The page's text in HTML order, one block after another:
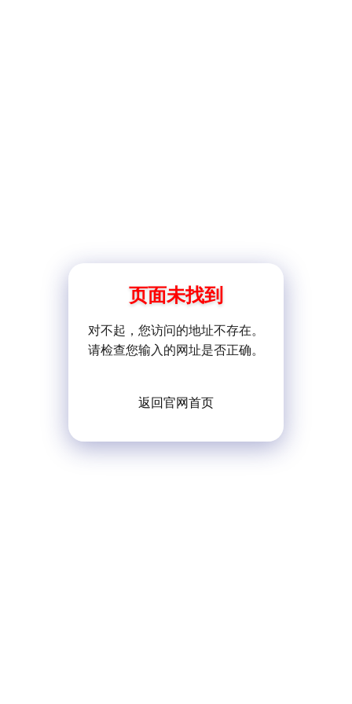
页面未找到
对不起，您访问的地址不存在。
请检查您输入的网址是否正确。
返回官网首页